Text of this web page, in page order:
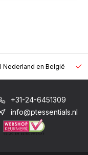
Nederland en België
+31-24-6451309
info@ptessentials.nl